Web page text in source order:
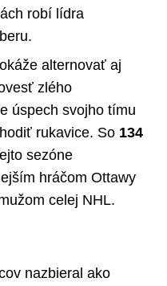
robí lídra
alternovať aj
zlého
úspech svojho tímu
rukavice. So 134
sezóne
hráčom Ottawy
celej NHL.
nazbieral ako